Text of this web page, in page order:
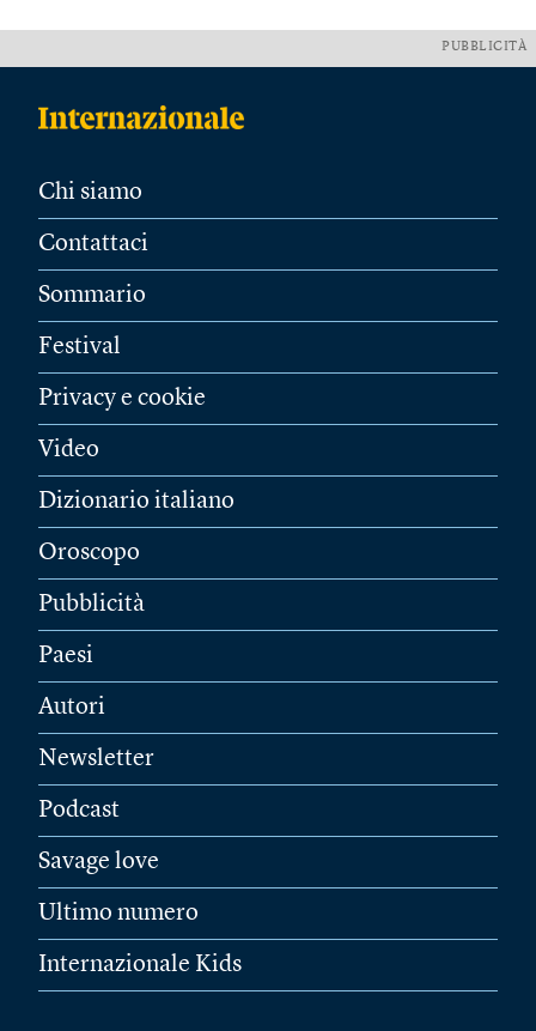
PUBBLICITÀ
Chi siamo
Contattaci
Sommario
Festival
Privacy e cookie
Video
Dizionario italiano
Oroscopo
Pubblicità
Paesi
Autori
Newsletter
Podcast
Savage love
Ultimo numero
Internazionale Kids